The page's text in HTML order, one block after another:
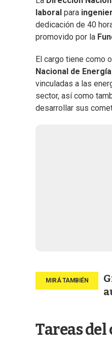
laboral para
dedicación de 40
promovido por la
El cargo tiene como
Nacional de Energía
vinculadas a las
sector, así como
desarrollar sus
Tareas del